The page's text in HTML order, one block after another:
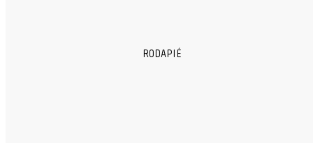
RODAPIÉ